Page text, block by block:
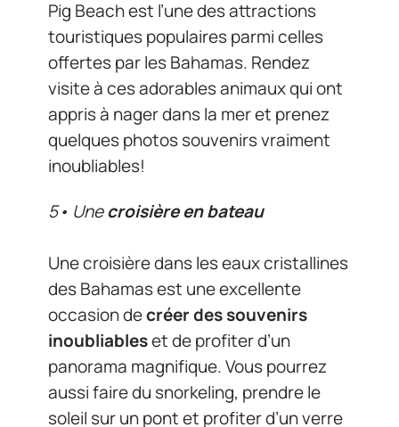
Pig Beach est l’une des attractions
touristiques populaires parmi celles
offertes par les Bahamas. Rendez
visite à ces adorables animaux qui ont
appris à nager dans la mer et prenez
quelques photos souvenirs vraiment
inoubliables!
5• Unecroisière en bateau
Une croisière dans les eaux cristallines
des Bahamas est une excellente
occasion decréer des souvenirs
inoubliableset de profiter d’un
panorama magnifique. Vous pourrez
aussi faire du snorkeling, prendre le
soleil sur un pont et profiter d’un verre